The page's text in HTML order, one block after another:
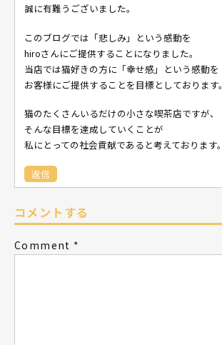
誠に有難うございました。
このブログでは「悲しみ」という感動を
hiroさんにご提供することになりました。
当店では猫好きの方に「幸せ感」という感動を
お客様にご提供することを目標としております。
猫のたくさんいるだけの小さな喫茶店ですが、
そんな目標を達成していくことが
私にとっての社会貢献であると考えております。
返信
コメントする
Comment *